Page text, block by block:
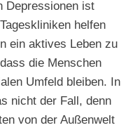
Depressionen ist
helfen
ein aktives Leben zu
die Menschen
Umfeld bleiben. In
nicht der Fall, denn
von der Außenwelt